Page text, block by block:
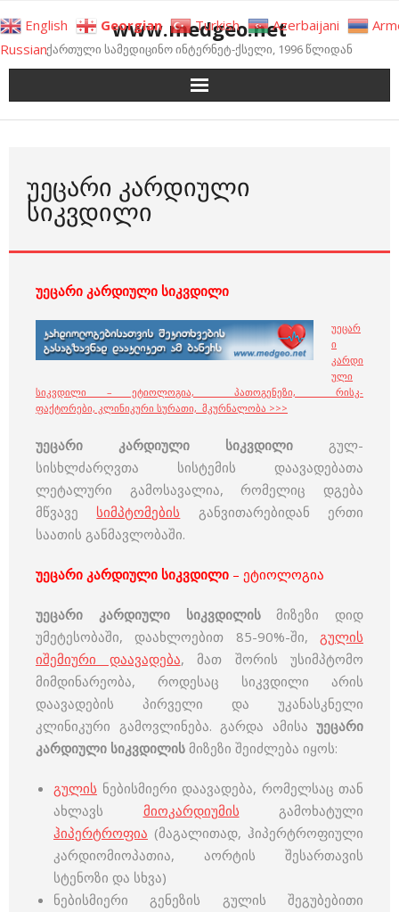
to
content
www.medgeo.net
ქართული სამედიცინო ინტერნეტ-ქსელი, 1996 წლიდან
ᲣᲔᲪᲐᲠᲘ ᲙᲐᲠᲓᲘᲣᲚᲘ
ᲡᲘᲙᲕᲓᲘᲚᲘ
უეცარი კარდიული სიკვდილი
უეცარ
ი
კარდი
ული
სიკვდილი – ეტიოლოგია, პათოგენეზი, რისკ-
ფაქტორები, კლინიკური სურათი, მკურნალობა >>>
უეცარი კარდიული სიკვდილი გულ-
სისხლძარღვთა სისტემის დაავადებათა
ლეტალური გამოსავალია, რომელიც დგება
მწვავე სიმპტომების განვითარებიდან ერთი
საათის განმავლობაში.
უეცარი კარდიული სიკვდილი – ეტიოლოგია
უეცარი კარდიული სიკვდილისმიზეზი დიდ
უმეტესობაში, დაახლოებით 85-90%-ში, გულის
იშემიური დაავადება, მათ შორის უსიმპტომო
მიმდინარეობა, როდესაც სიკვდილი არის
დაავადების პირველი და უკანასკნელი
კლინიკური გამოვლინება. გარდა ამისა უეცარი
კარდიული სიკვდილის მიზეზი შეიძლება იყოს:
გულის ნებისმიერი დაავადება, რომელსაც თან
ახლავს მიოკარდიუმის გამოხატული
ჰიპერტროფია (მაგალითად, ჰიპერტროფიული
კარდიომიოპათია, აორტის შესართავის
სტენოზი და სხვა)
ნებისმიერი გენეზის გულის შეგუბებითი
English Georgian Turkish Azerbaijani
Russian